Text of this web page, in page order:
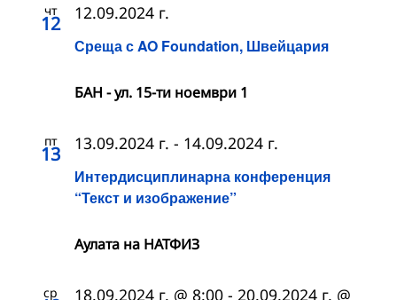
чт
12
Среща с AO Foundation, Швейцария
12.09.2024 г.
БАН - ул. 15-ти ноември 1
пт
13
Интердисциплинарна конференция
“Текст и изображение”
13.09.2024 г. - 14.09.2024 г.
Аулата на НАТФИЗ
ср 18.09.2024 г. @ 8:00 - 20.09.2024 г. @